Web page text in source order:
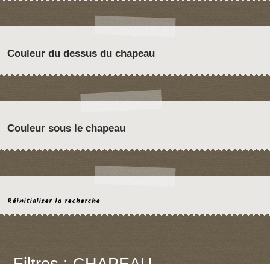
Couleur du dessus du chapeau
Couleur sous le chapeau
Réinitialiser la recherche